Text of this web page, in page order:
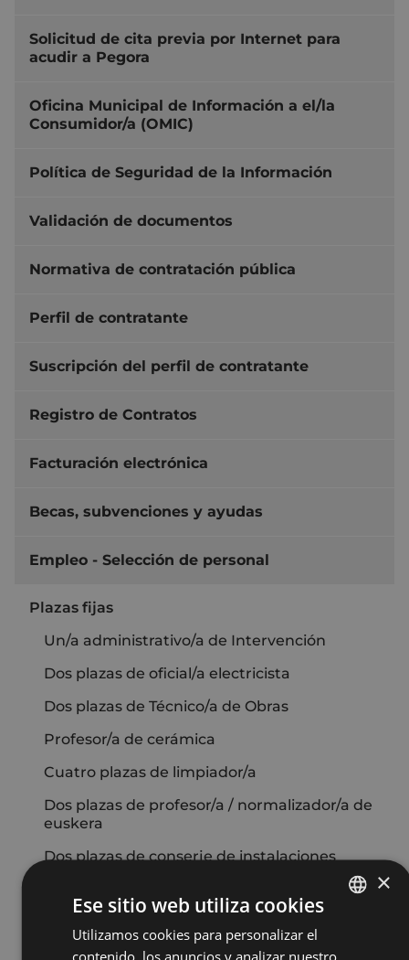
Solicitud de cita previa por Internet para
acudir a Pegora
Oficina Municipal de Información a el/la
Consumidor/a (OMIC)
Política de Seguridad de la Información
Validación de documentos
Normativa de contratación pública
Perfil de contratante
Suscripción del perfil de contratante
Registro de Contratos
Facturación electrónica
Becas, subvenciones y ayudas
Empleo - Selección de personal
Plazas fijas
Un/a administrativo/a de Intervención
Dos plazas de oficial/a electricista
Dos plazas de Técnico/a de Obras
Profesor/a de cerámica
Cuatro plazas de limpiador/a
Dos plazas de profesor/a / normalizador/a de
euskera
Dos plazas de conserje de instalaciones
Tres plazas de conserje de escuelas públicas
Dos plazas de técnico/a de euskera
×
Ese sitio web utiliza cookies
Utilizamos cookies para personalizar el
contenido, los anuncios y analizar nuestro